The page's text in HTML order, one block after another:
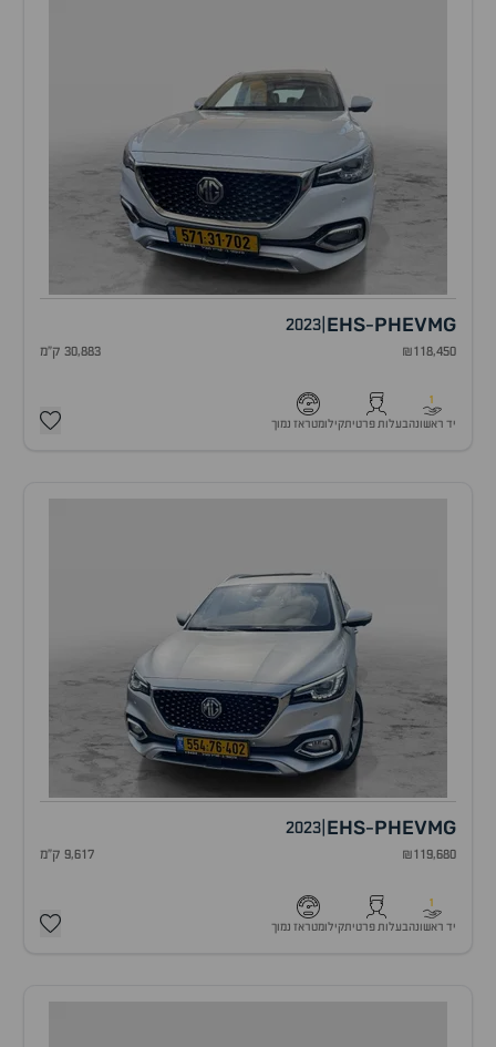
MG
EHS-PHEV
2023
₪118,450 30,883 ק"מ
1
יד ראשונהבעלות פרטיתקילומטראז נמוך
MG
EHS-PHEV
2023
₪119,680 9,617 ק"מ
1
יד ראשונהבעלות פרטיתקילומטראז נמוך